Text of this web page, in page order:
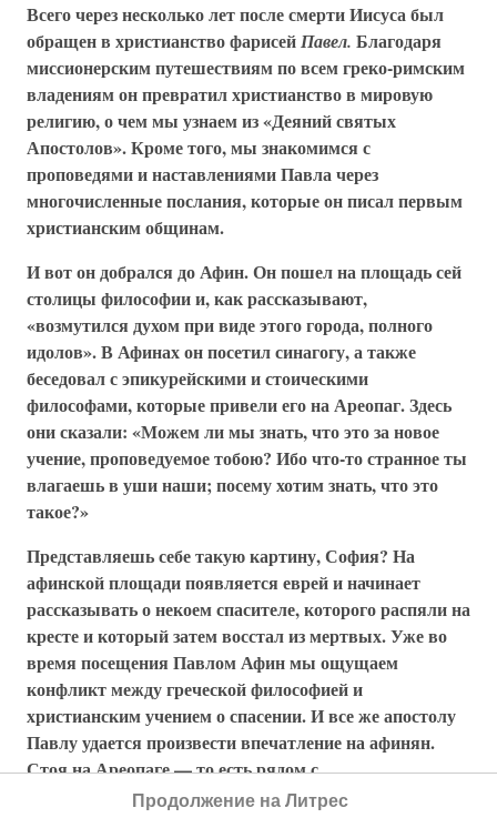
Всего через несколько лет после смерти Иисуса был
обращен в христианство фарисейПавел. Благодаря
миссионерским путешествиям по всем греко-римским
владениям он превратил христианство в мировую
религию, о чем мы узнаем из «Деяний святых
Апостолов». Кроме того, мы знакомимся с
проповедями и наставлениями Павла через
многочисленные послания, которые он писал первым
христианским общинам.
И вот он добрался до Афин. Он пошел на площадь сей
столицы философии и, как рассказывают,
«возмутился духом при виде этого города, полного
идолов». В Афинах он посетил синагогу, а также
беседовал с эпикурейскими и стоическими
философами, которые привели его на Ареопаг. Здесь
они сказали: «Можем ли мы знать, что это за новое
учение, проповедуемое тобою? Ибо что-то странное ты
влагаешь в уши наши; посему хотим знать, что это
такое?»
Представляешь себе такую картину, София? На
афинской площади появляется еврей и начинает
рассказывать о некоем спасителе, которого распяли на
кресте и который затем восстал из мертвых. Уже во
время посещения Павлом Афин мы ощущаем
конфликт между греческой философией и
христианским учением о спасении. И все же апостолу
Павлу удается произвести впечатление на афинян.
Стоя на Ареопаге — то есть рядом с
возвышавшимися над головой величественными
Продолжение на Литрес